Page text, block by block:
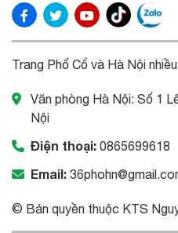
Trang Phố Cổ và Hà Nội
Văn phòng Hà Nội: Số 1
Nội
Điện thoại: 0865699618
Email:
© Bản quyền thuộc KTS